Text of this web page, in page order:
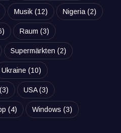
Musik (12) Nigeria (2)
Raum (3)
Supermärkten (2)
Ukraine (10)
(3) USA(3)
(4) Windows (3)